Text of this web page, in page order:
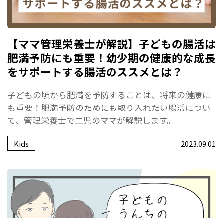
【ママ管理栄養士が解説】子どもの腸活は
肥満予防にも重要！幼少期の健康的な成長
をサポートする腸活のススメとは？
子どもの頃から肥満を予防することは、将来の健康に
も重要！肥満予防のためにも取り入れたい腸活につい
て、管理栄養士で二児のママが解説します。
Kids 2023.09.01